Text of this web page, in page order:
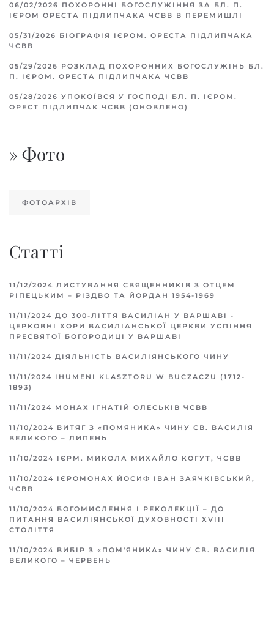
06/02/2026 ПОХОРОННІ БОГОСЛУЖІННЯ ЗА БЛ. П.
ІЄРОМ ОРЕСТА ПІДЛИПЧАКА ЧСВВ В ПЕРЕМИШЛІ
05/31/2026 БІОГРАФІЯ ІЄРОМ. ОРЕСТА ПІДЛИПЧАКА
ЧСВВ
05/29/2026 РОЗКЛАД ПОХОРОННИХ БОГОСЛУЖІНЬ БЛ.
П. ІЄРОМ. ОРЕСТА ПІДЛИПЧАКА ЧСВВ
05/28/2026 УПОКОЇВСЯ У ГОСПОДІ БЛ. П. ІЄРОМ.
ОРЕСТ ПІДЛИПЧАК ЧСВВ (ОНОВЛЕНО)
» Фото
ФОТОАРХІВ
Статті
11/12/2024 ЛИСТУВАННЯ СВЯЩЕННИКІВ З ОТЦЕМ
РІПЕЦЬКИМ – РІЗДВО ТА ЙОРДАН 1954-1969
11/11/2024 ДО 300-ЛІТТЯ ВАСИЛІАН У ВАРШАВІ -
ЦЕРКОВНІ ХОРИ ВАСИЛІАНСЬКОЇ ЦЕРКВИ УСПІННЯ
ПРЕСВЯТОЇ БОГОРОДИЦІ У ВАРШАВІ
11/11/2024 ДІЯЛЬНІСТЬ ВАСИЛІЯНСЬКОГО ЧИНУ
11/11/2024 IHUMENI KLASZTORU W BUCZACZU (1712-
1893)
11/11/2024 МОНАХ ІГНАТІЙ ОЛЕСЬКІВ ЧСВВ
11/10/2024 ВИТЯГ З «ПОМЯНИКА» ЧИНУ СВ. ВАСИЛІЯ
ВЕЛИКОГО – ЛИПЕНЬ
11/10/2024 ІЄРМ. МИКОЛА МИХАЙЛО КОГУТ, ЧСВВ
11/10/2024 ІЄРОМОНАХ ЙОСИФ ІВАН ЗАЯЧКІВСЬКИЙ,
ЧСВВ
11/10/2024 БОГОМИСЛЕННЯ І РЕКОЛЕКЦІЇ – ДО
ПИТАННЯ ВАСИЛІЯНСЬКОЇ ДУХОВНОСТІ XVIII
СТОЛІТТЯ
11/10/2024 ВИБІР З «ПОМ'ЯНИКА» ЧИНУ СВ. ВАСИЛІЯ
ВЕЛИКОГО – ЧЕРВЕНЬ